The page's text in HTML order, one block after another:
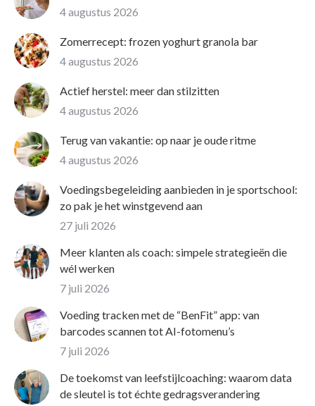
4 augustus 2026
Zomerrecept: frozen yoghurt granola bar
4 augustus 2026
Actief herstel: meer dan stilzitten
4 augustus 2026
Terug van vakantie: op naar je oude ritme
4 augustus 2026
Voedingsbegeleiding aanbieden in je sportschool:
zo pak je het winstgevend aan
27 juli 2026
Meer klanten als coach: simpele strategieën die
wél werken
7 juli 2026
Voeding tracken met de “BenFit” app: van
barcodes scannen tot AI-fotomenu’s
7 juli 2026
De toekomst van leefstijlcoaching: waarom data
de sleutel is tot échte gedragsverandering